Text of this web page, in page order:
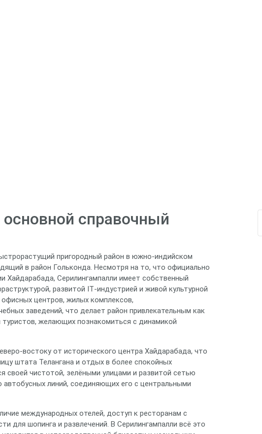
справочный
пригородный район в южно‑индийском
в район Гольконда. Несмотря на то, что официально
Хайдарабада, Серилингампалли имеет собственный
развитой IT‑индустрией и живой культурной
центров, жилых комплексов,
заведений, что делает район привлекательным как
желающих познакомиться с динамикой
от исторического центра Хайдарабада, что
штата Телангана и отдых в более спокойных
своей чистотой, зелёными улицами и развитой сетью
линий, соединяющих его с центральными
международных отелей, доступ к ресторанам с
для шопинга и развлечений. В Серилингампалли всё это